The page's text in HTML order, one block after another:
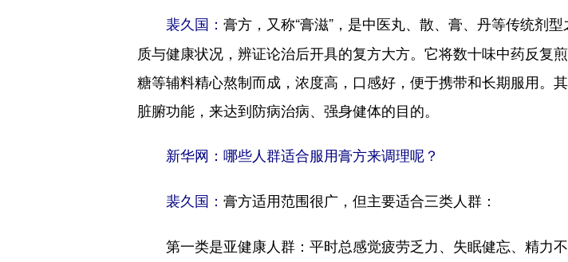
裴久国： 膏方，又称“膏滋”，是中医丸、散、膏、丹等传统剂
质与健康状况，辨证论治后开具的复方大方。它将数十味中药反复
糖等辅料精心熬制而成，浓度高，口感好，便于携带和长期服用。
脏腑功能，来达到防病治病、强身健体的目的。
新华网：哪些人群适合服用膏方来调理呢？
裴久国： 膏方适用范围很广，但主要适合三类人群：
第一类是亚健康人群：平时总感觉疲劳乏力、失眠健忘、精力